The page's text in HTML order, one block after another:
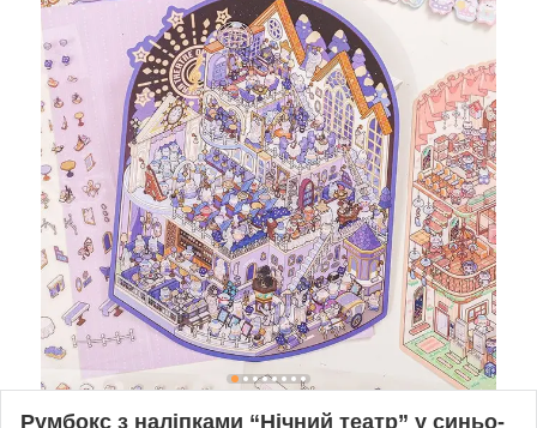
Румбокс з наліпками “Нічний театр” у синьо-